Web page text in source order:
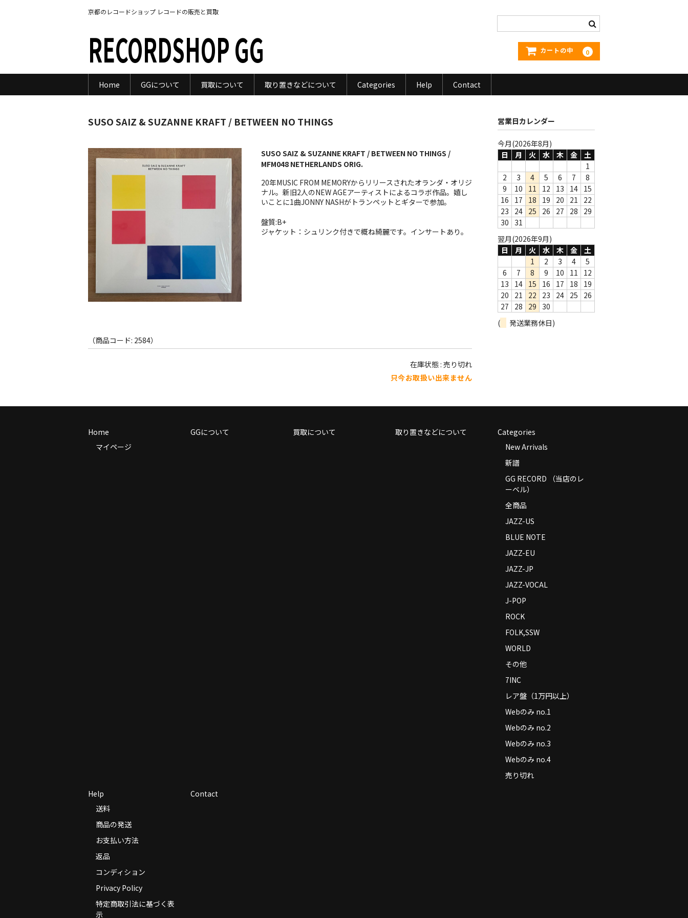
京都のレコードショップ レコードの販売と買取
RECORDSHOP GG カートの中 0
Home GGについて 買取について 取り置きなどについて Categories Help Contact
SUSO SAIZ & SUZANNE KRAFT / BETWEEN NO THINGS
SUSO SAIZ & SUZANNE KRAFT / BETWEEN NO THINGS /
MFM048 NETHERLANDS ORIG.
20年MUSIC FROM MEMORYからリリースされたオランダ・オリジ
ナル。新旧2人のNEW AGEアーティストによるコラボ作品。嬉し
いことに1曲JONNY NASHがトランペットとギターで参加。
盤質:B+
ジャケット：シュリンク付きで概ね綺麗です。インサートあり。
（商品コード: 2584）
在庫状態 : 売り切れ
只今お取扱い出来ません
営業日カレンダー
今月(2026年8月)
日
月 火 水 木 金
土
1
2
3 4 5 6 7
8
9
10 11 12 13 14 15
16
17 18 19 20 21
22
23
24 25 26 27 28
29
30
31
翌月(2026年9月)
日
月 火 水 木 金
土
1
2 3 4
5
6
7 8 9 10 11
12
13
14 15 16 17 18
19
20
21 22 23 24 25
26
27
28 29
30
(
発送業務休日)
Home
マイページ
GGについて 買取について 取り置きなどについて
Categories
New Arrivals
新譜
GG RECORD （当店のレ
ーベル）
全商品
JAZZ-US
BLUE NOTE
JAZZ-EU
JAZZ-JP
JAZZ-VOCAL
J-POP
ROCK
FOLK,SSW
WORLD
その他
7INC
レア盤（1万円以上）
Webのみ no.1
Webのみ no.2
Webのみ no.3
Webのみ no.4
売り切れ
Help
送料
商品の発送
お支払い方法
返品
コンディション
Privacy Policy
特定商取引法に基づく表
示
Contact